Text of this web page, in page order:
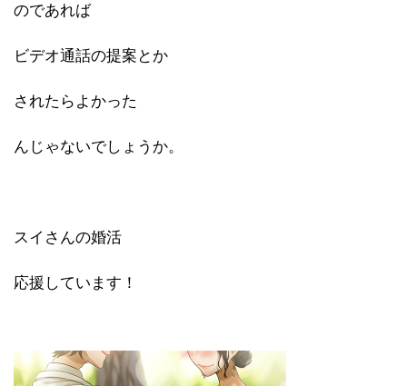
のであれば
ビデオ通話の提案とか
されたらよかった
んじゃないでしょうか。
スイさんの婚活
応援しています！